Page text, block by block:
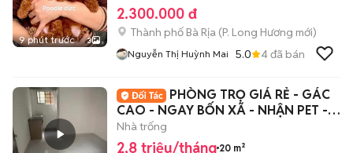
9 phút trước 3
2.300.000 đ
Thành phố Bà Rịa (P. Long Hương mới)
Nguyễn Thị Huỳnh Mai 5.0 4đã bán
PHÒNG TRỌ GIÁ RẺ - GÁC
CAO - NGAY BỐN XÃ - NHẬN PET -
XE ĐIỆN - 5P HIU
Nhà trống
2,8 triệu/tháng 20 m²